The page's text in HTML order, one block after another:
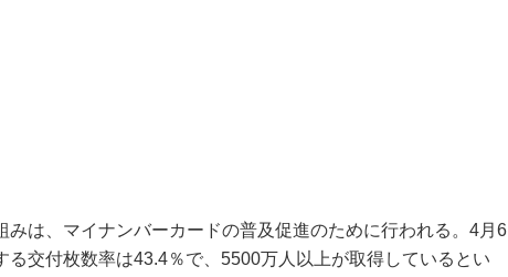
は、マイナンバーカードの普及促進のために行われる。4月6
る交付枚数率は43.4％で、5500万人以上が取得しているとい